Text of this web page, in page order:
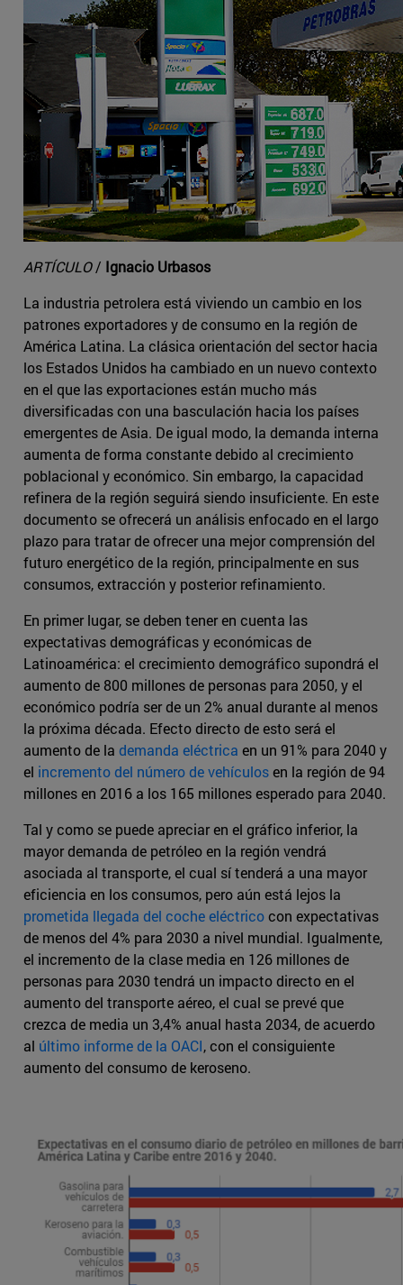
ARTÍCULO/ Ignacio Urbasos
La industria petrolera está viviendo un cambio en los
patrones exportadores y de consumo en la región de
América Latina. La clásica orientación del sector hacia
los Estados Unidos ha cambiado en un nuevo contexto
en el que las exportaciones están mucho más
diversificadas con una basculación hacia los países
emergentes de Asia. De igual modo, la demanda interna
aumenta de forma constante debido al crecimiento
poblacional y económico. Sin embargo, la capacidad
refinera de la región seguirá siendo insuficiente. En este
documento se ofrecerá un análisis enfocado en el largo
plazo para tratar de ofrecer una mejor comprensión del
futuro energético de la región, principalmente en sus
consumos, extracción y posterior refinamiento.
En primer lugar, se deben tener en cuenta las
expectativas demográficas y económicas de
Latinoamérica: el crecimiento demográfico supondrá el
aumento de 800 millones de personas para 2050, y el
económico podría ser de un 2% anual durante al menos
la próxima década. Efecto directo de esto será el
aumento de la demanda eléctrica en un 91% para 2040 y
el incremento del número de vehículosen la región de 94
millones en 2016 a los 165 millones esperado para 2040.
Tal y como se puede apreciar en el gráfico inferior, la
mayor demanda de petróleo en la región vendrá
asociada al transporte, el cual sí tenderá a una mayor
eficiencia en los consumos, pero aún está lejos la
prometida llegada del coche eléctricocon expectativas
de menos del 4% para 2030 a nivel mundial. Igualmente,
el incremento de la clase media en 126 millones de
personas para 2030 tendrá un impacto directo en el
aumento del transporte aéreo, el cual se prevé que
crezca de media un 3,4% anual hasta 2034, de acuerdo
al último informe de la OACI, con el consiguiente
aumento del consumo de keroseno.